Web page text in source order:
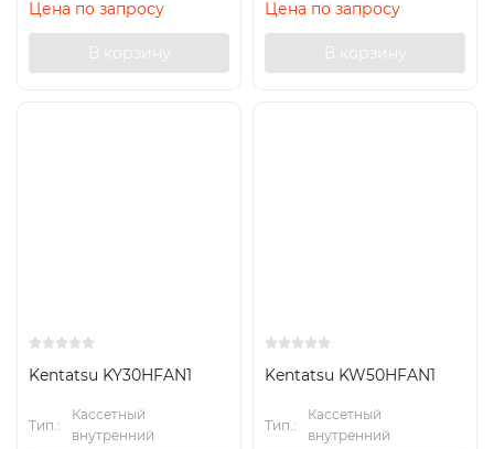
Цена по запросу
В корзину
Цена по запросу
В корзину
Kentatsu KY30HFAN1
Тип.:
Кассетный
внутренний
Kentatsu KW50HFAN1
Тип.:
Кассетный
внутренний